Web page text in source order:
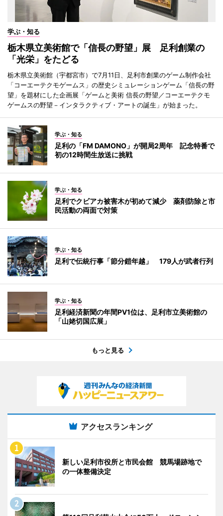
学ぶ・知る
栃木県立美術館で「信長の野望」展 足利創業の
「光栄」をたどる
栃木県立美術館（宇都宮市）で7月11日、足利市創業のゲーム制作会社
「コーエーテクモゲームス」の歴史シミュレーションゲーム「信長の野
望」を題材にした企画展「ゲームと美術 信長の野望／コーエーテクモ
ゲームスの野望－インタラクティブ・アートの誕生」が始まった。
学ぶ・知る
足利の「FM DAMONO」が開局2周年 記念特番で
初の12時間生放送に挑戦
学ぶ・知る
足利でクビアカ被害木が初めて減少 薬剤防除と市
民活動の両面で対策
学ぶ・知る
足利で伝統行事「節分鎧年越」 179人が武者行列
学ぶ・知る
足利経済新聞の年間PV1位は、足利市立美術館の
「山姥切国広展」
もっと見る
アクセスランキング
新しい足利市役所と市民会館 競馬場跡地で
の一体整備決定